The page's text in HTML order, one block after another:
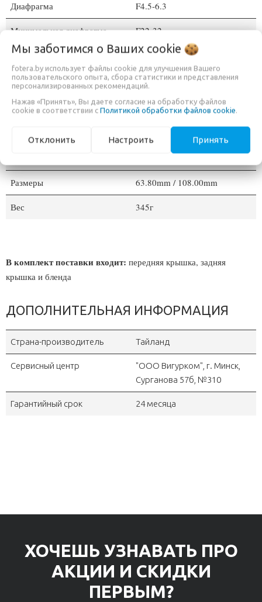
Диафрагма F4.5-6.3
Минимальная диафрагма F22-32
Число лепестков диафрагмы 7
Конструкция (элементов/
13/9
Размеры 63.80mm / 108.00mm
Вес 345г
В комплект поставки входит: передняя крышка, задняя
крышка и бленда
ДОПОЛНИТЕЛЬНАЯ ИНФОРМАЦИЯ
Страна-производитель Тайланд
Сервисный центр
"OOO Вигурком", г. Минск,
Сурганова 57б, №310
Гарантийный срок 24 месяца
ХОЧЕШЬ УЗНАВАТЬ ПРО
АКЦИИ И СКИДКИ
ПЕРВЫМ?
Мы заботимся о Ваших cookie
fotera.by использует файлы cookie для улучшения Вашего
пользовательского опыта, сбора статистики и представления
персонализированных рекомендаций.
Нажав «Принять», Вы даете согласие на обработку файлов
cookie в соответствии с Политикой обработки файлов cookie.
Отклонить Настроить Принять